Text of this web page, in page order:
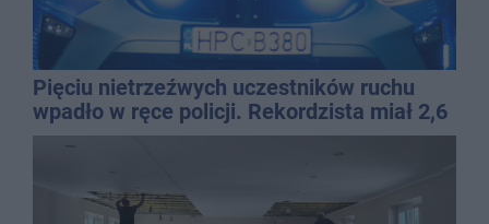
Pięciu nietrzeźwych uczestników ruchu
wpadło w ręce policji. Rekordzista miał 2,6
promila